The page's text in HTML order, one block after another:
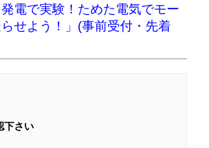
電で実験！ためた電気でモー
せよう！」(事前受付・先着
下さい